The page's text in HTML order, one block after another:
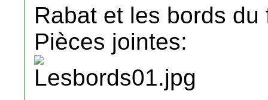
Rabat et les bords du
Pièces jointes: